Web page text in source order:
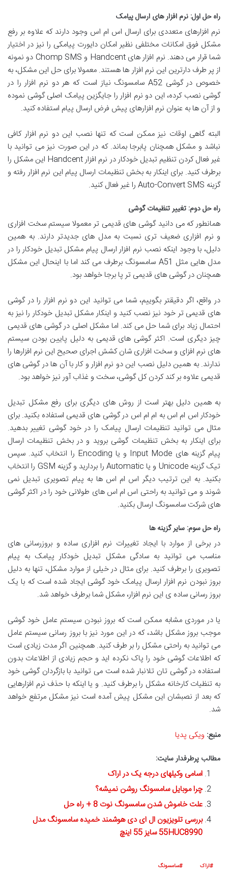
راه حل اول: نرم افزار های ارسال پیامک
نرم افزارهای متعددی برای ارسال اس ام اس وجود دارند که علاوه بر رفع
مشکل فوق امکانات مختلفی نظیر امکان دایورت پیامکی را نیز در اختیار
شما قرار می دهند. نرم افزار های Handcent و Chomp SMS دو نمونه
از پر طرف دارترین این نرم افزار ها هستند. معمولا برای حل این مشکل، به
خصوص در گوشی A52 سامسونگ نیاز است که هر دو نرم افزار را در
گوشی نصب کرده، این دو نرم افزار را جایگزین پیامک اصلی گوشی نموده
و از آن ها به عنوان نرم افزارهای پیش فرض ارسال پیام استفاده کنید.
البته گاهی اوقات نیز ممکن است که تنها نصب این دو نرم افزار کافی
نباشد و مشکل همچنان پابرجا بماند. که در این صورت نیز می توانید با
غیر فعال کردن تنظیم تبدیل خودکار در نرم افزار Handcent این مشکل را
برطرف کنید. برای اینکار به بخش تنظیمات ارسال پیام این نرم افزار رفته و
گزینه Auto-Convert SMS را غیر فعال کنید.
راه حل دوم: تغییر تنظیمات گوشی
همانطور که می دانید گوشی های قدیمی تر معمولا سیستم سخت افزاری
و نرم افزاری ضعیف تری نسبت به مدل های جدیدتر دارند. به همین
دلیل، با وجود اینکه نصب نرم افزار ارسال پیام مشکل تبدیل خودکار را در
مدل هایی مثل A51 سامسونگ برطرف می کند اما با اینحال این مشکل
همچنان در گوشی های قدیمی تر پا برجا خواهد بود.
در واقع، اگر دقیقتر بگوییم، شما می توانید این دو نرم افزار را در گوشی
های قدیمی تر خود نیز نصب کنید و اینکار مشکل تبدیل خودکار را نیز به
احتمال زیاد برای شما حل می کند. اما مشکل اصلی در گوشی های قدیمی
چیز دیگری است. اکثر گوشی های قدیمی به دلیل پایین بودن سیستم
های نرم افزای و سخت افزاری شان کشش اجرای صحیح این نرم افزارها را
ندارند. به همین دلیل نصب این دو نرم افزار و کار با آن ها در گوشی های
قدیمی علاوه بر کند کردن کل گوشی، سخت و غذاب آور نیز خواهد بود.
به همین دلیل بهتر است از روش های دیگری برای رفع مشکل تبدیل
خودکار اس ام اس به ام ام اس در گوشی های قدیمی استفاده بکنید. برای
مثال می توانید تنظیمات ارسال پیامک را در خود گوشی تغییر بدهید.
برای اینکار به بخش تنظیمات گوشی بروید و در بخش تنظیمات ارسال
پیام گزینه های Input Mode و یا Encoding را انتخاب کنید. سپس
تیک گزینه Unicode و یا Automatic را بردارید و گزینه GSM را انتخاب
بکنید. به این ترتیب دیگر اس ام اس ها به پیام تصویری تبدیل نمی
شوند و می توانید به راحتی اس ام اس های طولانی خود را در اکثر گوشی
های شرکت سامسونگ ارسال بکنید.
راه حل سوم: سایر گزینه ها
در برخی از موارد با ایجاد تغییرات نرم افزاری ساده و بروزرسانی های
مناسب می توانید به سادگی مشکل تبدیل خودکار پیامک به پیام
تصویری را برطرف کنید. برای مثال در خیلی از موارد مشکل، تنها به دلیل
بروز نبودن نرم افزار ارسال پیامک خود گوشی ایجاد شده است که با یک
بروز رسانی ساده ی این نرم افزار، مشکل شما برطرف خواهد شد.
یا در موردی مشابه ممکن است که بروز نبودن سیستم عامل خود گوشی
موجب بروز مشکل باشد، که در این مورد نیز با بروز رسانی سیستم عامل
می توانید به راحتی مشکل را بر طرف کنید. همچنین اگر مدت زیادی است
که اطلاعات گوشی خود را پاک نکرده اید و حجم زیادی از اطلاعات بدون
استفاده در گوشی تان تلانبار شده است می توانید با بازگردان گوشی خود
به تنظیات کارخانه مشکل را برطرف کنید. و یا اینکه با حذف نرم افزارهایی
که بعد از نصبشان این مشکل پیش آمده است نیز مشکل مرتفع خواهد
شد.
منبع: ویکی پدیا
مطالب پرطرفدار سایت:
اسامی وکیلهای درجه یک در اراک
چرا موبایل سامسونگ روشن نمیشه؟
علت خاموش شدن سامسونگ نوت 8 + راه حل
بررسی تلویزیون ال ای دی هوشمند خمیده سامسونگ مدل
55HUC8990 سایز 55 اینچ
اراک سامسونگ